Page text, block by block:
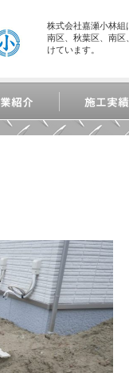
株式会社嘉瀬小林組
南区、秋葉区、南区
けています。